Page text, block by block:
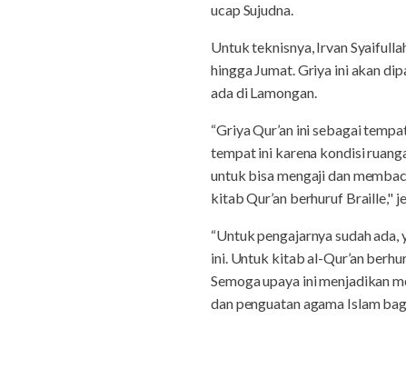
ucap Sujudna.
Untuk teknisnya, Irvan
hingga Jumat. Griya ini akan
ada di Lamongan.
“Griya Qur’an ini sebagai
tempat ini karena kondisi
untuk bisa mengaji dan
kitab Qur’an berhuruf Braille,"
“Untuk pengajarnya sudah
ini. Untuk kitab al-Qur’an
Semoga upaya ini menjadikan
dan penguatan agama Islam